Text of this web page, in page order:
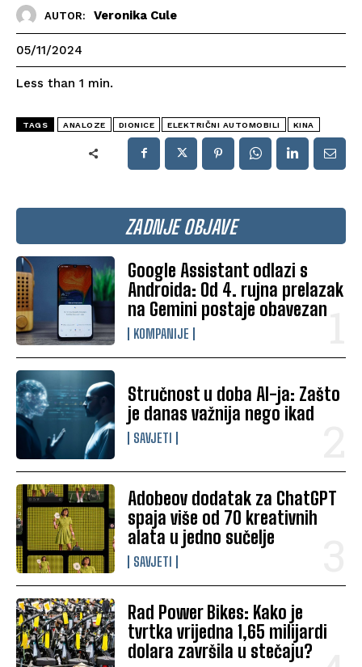
ZADNJE OBJAVE
Google Assistant odlazi s
Androida: Od 4. rujna prelazak
na Gemini postaje obavezan
KOMPANIJE
Stručnost u doba AI-ja: Zašto
je danas važnija nego ikad
SAVJETI
Adobeov dodatak za ChatGPT
spaja više od 70 kreativnih
alata u jedno sučelje
SAVJETI
Rad Power Bikes: Kako je
tvrtka vrijedna 1,65 milijardi
dolara završila u stečaju?
AUTOR: Veronika Cule
05/11/2024
Less than 1 min.
TAGS ANALOZE DIONICE ELEKTRIČNI AUTOMOBILI KINA